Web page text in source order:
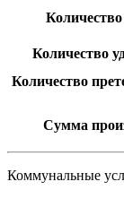
Количество
Количество
Сумма
Коммунальные